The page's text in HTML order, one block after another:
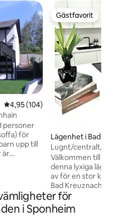
4,95 av 5 i genomsnittligt
4,95 (104)
personer
för
upp till
per
Av
Gästfavorit
Gästfavorit
Lägenhet i Bad
Lugnt/centralt/
Välkommen till
denna lyxiga
av för en stor kort
Bad Kreuznach
med bekväma
(1 plats) -
Smart-tv och
för
i Sponheim